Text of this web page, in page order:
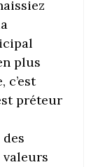
plus
c’est
préteur